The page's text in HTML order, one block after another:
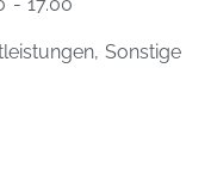
Sonstige